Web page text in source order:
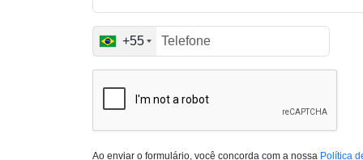
+55
Ao enviar o formulário, você concorda com a nossa Política